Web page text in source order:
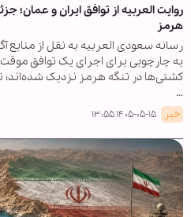
روایت العربیه از توافق ایران و عمان؛
هرمز
رسانه سعودی العربیه به نقل از منابع
به چارچوبی برای اجرای یک توافق
کشتی‌ها در تنگه هرمز نزدیک شده‌اند؛
…
خبر ۱۴۰۵-۰۵-۱۵ ۱۳:۵۵